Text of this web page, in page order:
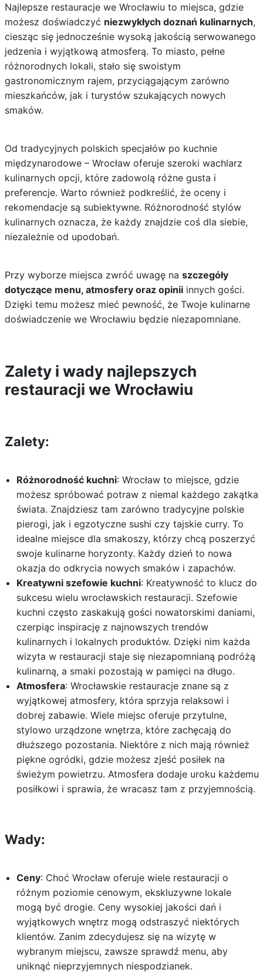
Najlepsze restauracje we Wrocławiu to miejsca, gdzie
możesz doświadczyć niezwykłych doznań kulinarnych,
ciesząc się jednocześnie wysoką jakością serwowanego
jedzenia i wyjątkową atmosferą. To miasto, pełne
różnorodnych lokali, stało się swoistym
gastronomicznym rajem, przyciągającym zarówno
mieszkańców, jak i turystów szukających nowych
smaków.
Od tradycyjnych polskich specjałów po kuchnie
międzynarodowe – Wrocław oferuje szeroki wachlarz
kulinarnych opcji, które zadowolą różne gusta i
preferencje. Warto również podkreślić, że oceny i
rekomendacje są subiektywne. Różnorodność stylów
kulinarnych oznacza, że każdy znajdzie coś dla siebie,
niezależnie od upodobań.
Przy wyborze miejsca zwróć uwagę na szczegóły
dotyczące menu, atmosfery oraz opiniiinnych gości.
Dzięki temu możesz mieć pewność, że Twoje kulinarne
doświadczenie we Wrocławiu będzie niezapomniane.
Zalety i wady najlepszych
restauracji we Wrocławiu
Zalety:
Różnorodność kuchni: Wrocław to miejsce, gdzie
możesz spróbować potraw z niemal każdego zakątka
świata. Znajdziesz tam zarówno tradycyjne polskie
pierogi, jak i egzotyczne sushi czy tajskie curry. To
idealne miejsce dla smakoszy, którzy chcą poszerzyć
swoje kulinarne horyzonty. Każdy dzień to nowa
okazja do odkrycia nowych smaków i zapachów.
Kreatywni szefowie kuchni: Kreatywność to klucz do
sukcesu wielu wrocławskich restauracji. Szefowie
kuchni często zaskakują gości nowatorskimi daniami,
czerpiąc inspirację z najnowszych trendów
kulinarnych i lokalnych produktów. Dzięki nim każda
wizyta w restauracji staje się niezapomnianą podróżą
kulinarną, a smaki pozostają w pamięci na długo.
Atmosfera: Wrocławskie restauracje znane są z
wyjątkowej atmosfery, która sprzyja relaksowi i
dobrej zabawie. Wiele miejsc oferuje przytulne,
stylowo urządzone wnętrza, które zachęcają do
dłuższego pozostania. Niektóre z nich mają również
piękne ogródki, gdzie możesz zjeść posiłek na
świeżym powietrzu. Atmosfera dodaje uroku każdemu
posiłkowi i sprawia, że wracasz tam z przyjemnością.
Wady:
Ceny: Choć Wrocław oferuje wiele restauracji o
różnym poziomie cenowym, ekskluzywne lokale
mogą być drogie. Ceny wysokiej jakości dań i
wyjątkowych wnętrz mogą odstraszyć niektórych
klientów. Zanim zdecydujesz się na wizytę w
wybranym miejscu, zawsze sprawdź menu, aby
uniknąć nieprzyjemnych niespodzianek.